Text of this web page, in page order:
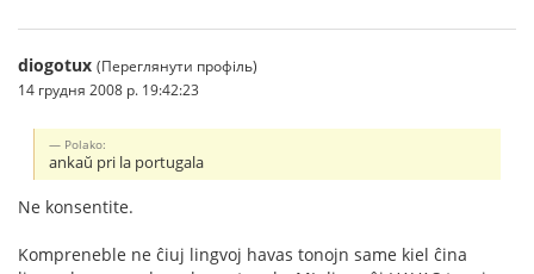
diogotux (Переглянути профіль)
14 грудня 2008 р. 19:42:23
Polako:
ankaŭ pri la portugala
Ne konsentite.
Kompreneble ne ĉiuj lingvoj havas tonojn same kiel ĉina